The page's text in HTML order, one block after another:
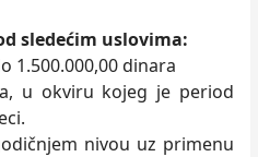
sledećim uslovima:
1.500.000,00 dinara
u okviru kojeg je period
nivou uz primenu